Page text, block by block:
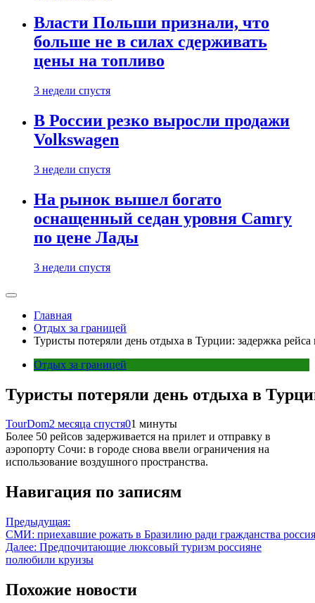
Власти Польши признали, что
больше не в силах сдерживать
цены на топливо
3 недели спустя
В России резко выросли продажи
Volkswagen
3 недели спустя
На рынок вышел богато
оснащенный седан уровня Camry
по цене Лады
3 недели спустя
Главная
Отдых за границей
Туристы потеряли день отдыха в Турции: задержка рейса
Отдых за границей
Туристы потеряли день отдыха в
TourDom2 месяца спустя01 минуты
Более 50 рейсов задерживается на прилет и отправку в
аэропорту Сочи: в городе снова ввели ограничения на
использование воздушного пространства.
Навигация по записям
Предыдущая:
СМИ: приехавшие рожать в Бразилию ради гражданства
Далее: Предпочитающие люксовый туризм россияне
полюбили круизы
Похожие новости